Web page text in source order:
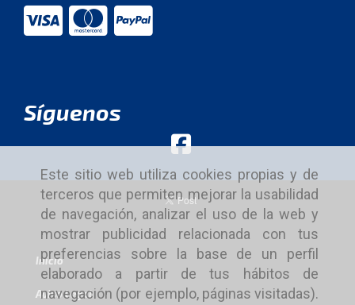
Este sitio web utiliza cookies propias y de
terceros que permiten mejorar la usabilidad
de navegación, analizar el uso de la web y
mostrar publicidad relacionada con tus
preferencias sobre la base de un perfil
elaborado a partir de tus hábitos de
navegación (por ejemplo, páginas visitadas).
Síguenos
Inicio
Aviso Legal